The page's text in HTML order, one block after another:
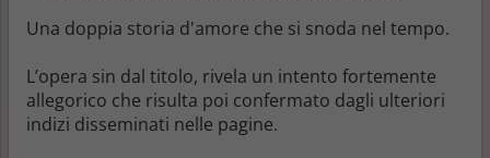
Una doppia storia d'amore che si snoda nel tempo.
L’opera sin dal titolo, rivela un intento fortemente
allegorico che risulta poi confermato dagli ulteriori
indizi disseminati nelle pagine.